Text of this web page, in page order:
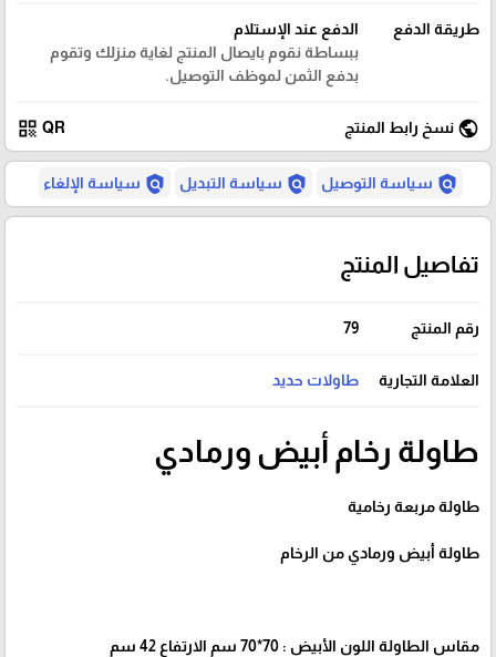
طريقة الدفع
الدفع عند الإستلام
ببساطة نقوم بايصال المنتج لغاية منزلك وتقوم
بدفع الثمن لموظف التوصيل.
public نسخ رابط المنتج QR
qr_code
policy سياسة التوصيل policy سياسة التبديل policy سياسة الإلغاء
تفاصيل المنتج
رقم المنتج 79
العلامة التجارية طاولات حديد
طاولة رخام أبيض ورمادي
طاولة مربعة رخامية
طاولة أبيض ورمادي من الرخام
مقاس الطاولة اللون الأبيض : 70*70 سم الارتفاع 42 سم